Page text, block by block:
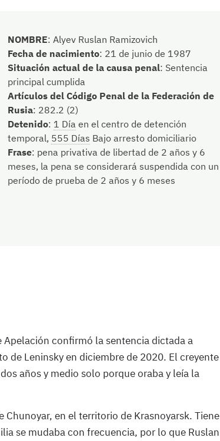
NOMBRE: Alyev Ruslan Ramizovich
Fecha de nacimiento: 21 de junio de 1987
Situación actual de la causa penal: Sentencia
principal cumplida
Artículos del Código Penal de la Federación de
Rusia: 282.2 (2)
Detenido: 1 Día en el centro de detención
temporal, 555 Días Bajo arresto domiciliario
Frase: pena privativa de libertad de 2 años y 6
meses, la pena se considerará suspendida con un
período de prueba de 2 años y 6 meses
Apelación confirmó la sentencia dictada a
de Leninsky en diciembre de 2020. El creyente
años y medio solo porque oraba y leía la
en el territorio de Krasnoyarsk. Tiene
se mudaba con frecuencia, por lo que Ruslan